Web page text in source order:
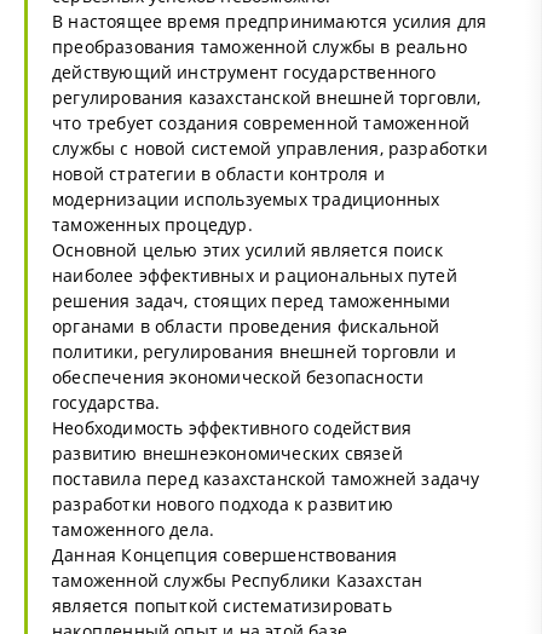
В настоящее время предпринимаются усилия для
преобразования таможенной службы в реально
действующий инструмент государственного
регулирования казахстанской внешней торговли,
что требует создания современной таможенной
службы с новой системой управления, разработки
новой стратегии в области контроля и
модернизации используемых традиционных
таможенных процедур.
Основной целью этих усилий является поиск
наиболее эффективных и рациональных путей
решения задач, стоящих перед таможенными
органами в области проведения фискальной
политики, регулирования внешней торговли и
обеспечения экономической безопасности
государства.
Необходимость эффективного содействия
развитию внешнеэкономических связей
поставила перед казахстанской таможней задачу
разработки нового подхода к развитию
таможенного дела.
Данная Концепция совершенствования
таможенной службы Республики Казахстан
является попыткой систематизировать